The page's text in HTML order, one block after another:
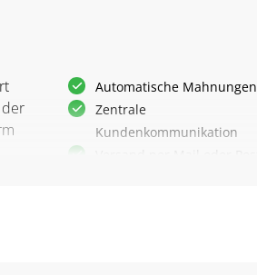
der
Automatische Mahnungen
Zentrale
Kundenkommunikation